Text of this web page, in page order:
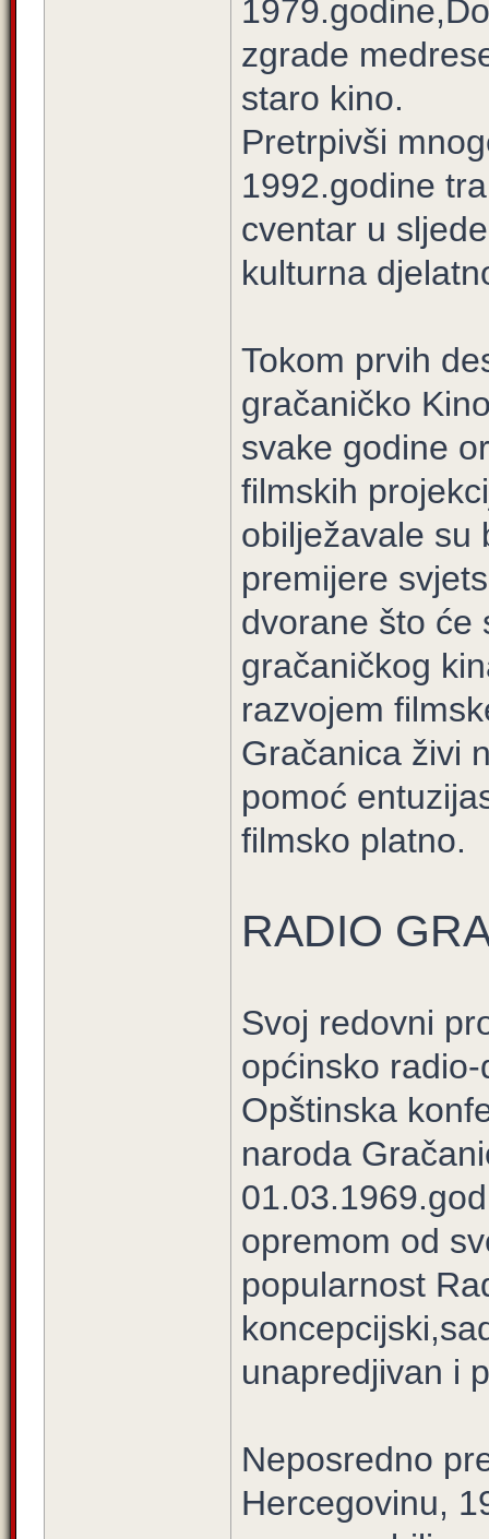
zgrade
staro kino.
Pretrpivši
1992.godine
cventar u
kulturna
Tokom prvih
gračaničko
svake godine
filmskih
obilježavale su
premijere
dvorane što će
gračaničkog
razvojem
Gračanica živi
pomoć
filmsko platno.
RADIO
Svoj redovni
općinsko
Opštinska
naroda
opremom od
popularnost
unapredjivan i
Neposredno
Hercegovinu,